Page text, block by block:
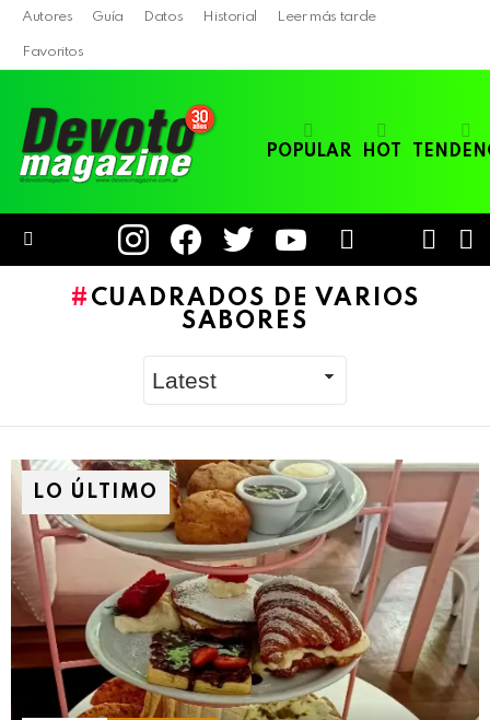
Autores Guía Datos Historial Leer más tarde
Favoritos
POPULAR HOT
instagramfacebooktwitter youtube
SKIN
CUADRADOS DE VARIOS
SABORES
LO ÚLTIMO